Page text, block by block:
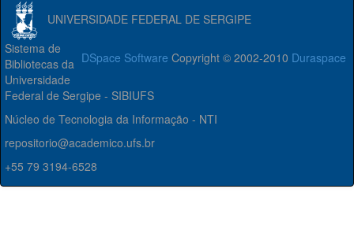
UNIVERSIDADE FEDERAL DE SERGIPE
DSpace Software Copyright © 2002-2010 Duraspace
Sistema de
Bibliotecas da
Universidade
Federal de Sergipe - SIBIUFS
Núcleo de Tecnologia da Informação - NTI
repositorio@academico.ufs.br
+55 79 3194-6528